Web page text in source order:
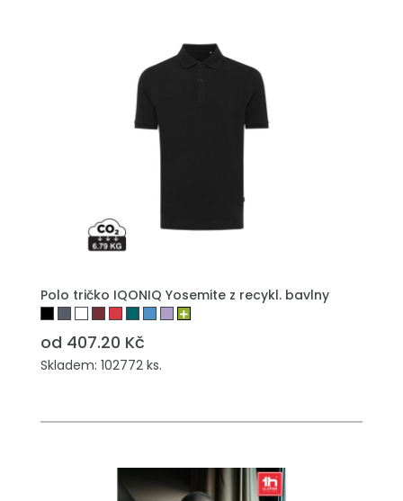
Polo tričko IQONIQ Yosemite z recykl. bavlny
od 407.20 Kč
Skladem: 102772 ks.